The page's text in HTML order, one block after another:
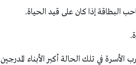
البطاقة إذا كان على قيد الحياة.
في تلك الحالة أكبر الأبناء المدرجين